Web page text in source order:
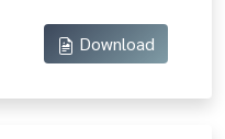
Download